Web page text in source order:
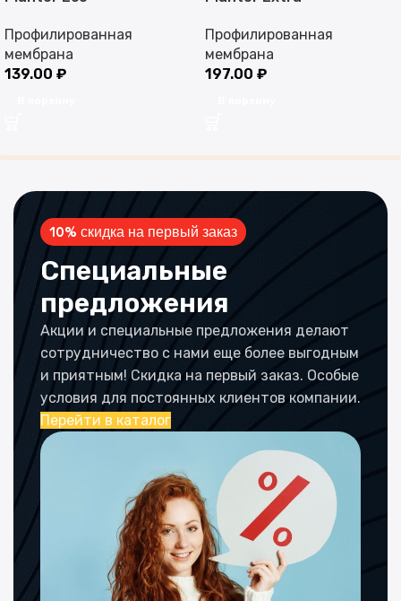
Профилированная
мембрана
139.00 ₽
Профилированная
мембрана
197.00 ₽
10% скидка на первый заказ
Специальные
предложения
Акции и специальные предложения делают
сотрудничество с нами еще более выгодным
и приятным! Скидка на первый заказ. Особые
условия для постоянных клиентов компании.
Перейти в каталог